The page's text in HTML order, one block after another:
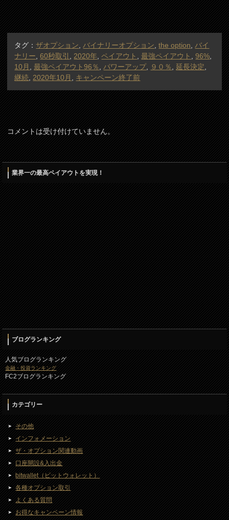
タグ：ザオプション バイナリーオプション ,the option
バイ
ナリー ,60秒取引 2020年 ,ペイアウト ,最強ペイアウト ,96%
10月
,最強ペイアウト96％ パワーアップ, ９０％ ,延長決定
継続 2020年10月 キャンペーン終了前
コメントは受け付けていません。
業界一の最高ペイアウトを実現！
ブログランキング
人気ブログランキング
金融・投資ランキング
FC2ブログランキング
カテゴリー
その他
インフォメーション
ザ・オプション関連動画
口座開設&入出金
bitwallet（ビットウォレット）
各種オプション取引
よくある質問
お得なキャンペーン情報